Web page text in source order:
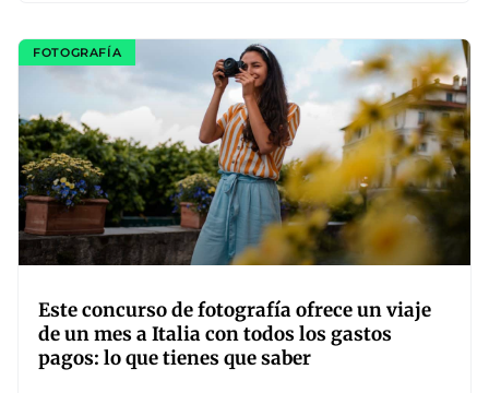
FOTOGRAFÍA
Este concurso de fotografía ofrece un viaje
de un mes a Italia con todos los gastos
pagos: lo que tienes que saber